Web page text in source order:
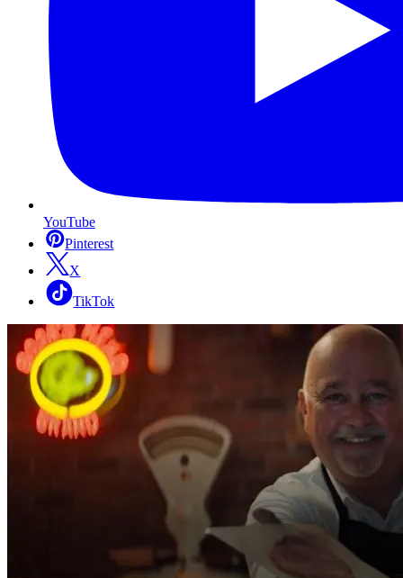
YouTube
Pinterest
X
TikTok